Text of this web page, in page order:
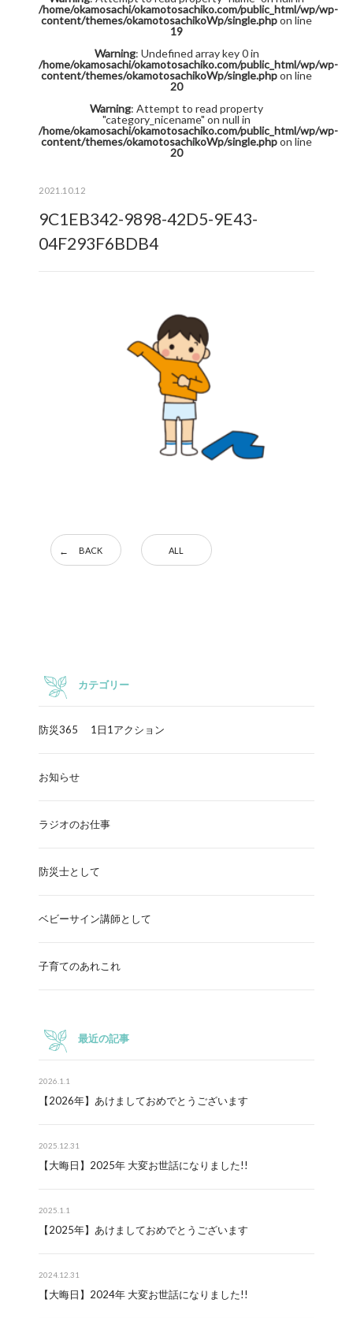
/home/okamosachi/okamotosachiko.com/public_html/wp/wp-
content/themes/okamotosachikoWp/single.phpon line
19
Warning: Undefined array key 0 in
/home/okamosachi/okamotosachiko.com/public_html/wp/wp-
content/themes/okamotosachikoWp/single.phpon line
20
Warning: Attempt to read property
"category_nicename" on null in
/home/okamosachi/okamotosachiko.com/public_html/wp/wp-
content/themes/okamotosachikoWp/single.phpon line
20
2021.10.12
9C1EB342-9898-42D5-9E43-
04F293F6BDB4
BACK ALL
カテゴリー
防災365 1日1アクション
お知らせ
ラジオのお仕事
防災士として
ベビーサイン講師として
子育てのあれこれ
最近の記事
2026.1.1
【2026年】あけましておめでとうございます
2025.12.31
【大晦日】2025年 大変お世話になりました!!
2025.1.1
【2025年】あけましておめでとうございます
2024.12.31
【大晦日】2024年 大変お世話になりました!!